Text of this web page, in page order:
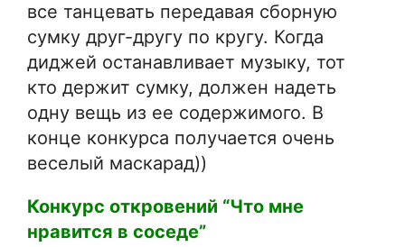
все танцевать передавая сборную
сумку друг-другу по кругу. Когда
диджей останавливает музыку, тот
кто держит сумку, должен надеть
одну вещь из ее содержимого. В
конце конкурса получается очень
веселый маскарад))
Конкурс откровений “Что мне
нравится в соседе”